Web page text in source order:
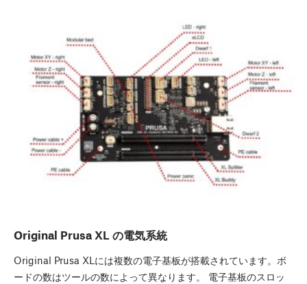
Original Prusa XL の電気系統
Original Prusa XLには複数の電子基板が搭載されています。ボ
ードの数はツールの数によって異なります。 電子基板のスロッ